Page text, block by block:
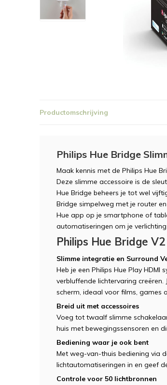
Productomschrijving
Philips Hue Bridge
Maak kennis met de Philips Hue
Deze slimme accessoire is de
Hue Bridge beheers je tot wel
Bridge simpelweg met je router
Hue app op je smartphone of
automatiseringen om je
Philips Hue Bridge
Slimme integratie en Surround
Heb je een Philips Hue Play HDMI
verbluffende lichtervaring
scherm, ideaal voor films, games
Breid uit met accessoires
Voeg tot twaalf slimme
huis met bewegingssensoren en
Bediening waar je ook bent
Met weg-van-thuis bediening via
lichtautomatiseringen in en geef
Controle voor 50 lichtbronnen